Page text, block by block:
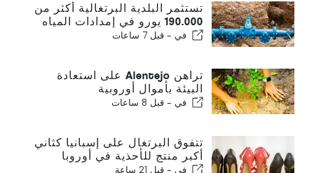
تستثمر البلدية البرتغالية أكثر من
190.000 يورو في إمدادات المياه
في - قبل 7 ساعات
تراهن Alentejo على استعادة
البيئة بأموال أوروبية
في - قبل 8 ساعات
تتفوق البرتغال على إسبانيا كثاني
أكبر منتج للأحذية في أوروبا
في - قبل 21 ساعة